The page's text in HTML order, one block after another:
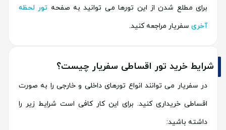
برای مطلع شدن از این تورها می توانید به صفحه تور لحظه
آخری سفریار مراجعه کنید.
شرایط خرید تور اقساطی سفریار چیست؟
در سفریار می توانند انواع تورهای داخلی و خارجی را به صورت
اقساطی خریداری کنید. برای این کار کافی است شرایط زیر را
داشته باشید: